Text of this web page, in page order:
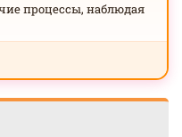
процессы, наблюдая